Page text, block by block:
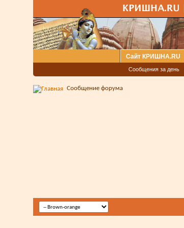
Сайт КРИШНА.RU
Сообщения за день
Сообщение форума